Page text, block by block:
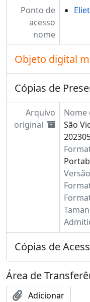
Ponto de
acesso
nome
Objeto digital
Cópias de
Arquivo
original
Nome
São
Cópias de
Área de
Adicionar